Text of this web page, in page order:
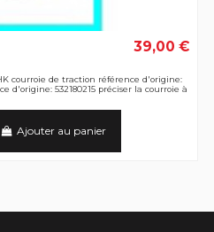
39,00 €
courroie de traction référence d'origine:
d'origine: 532180215 préciser la courroie à
Ajouter au panier